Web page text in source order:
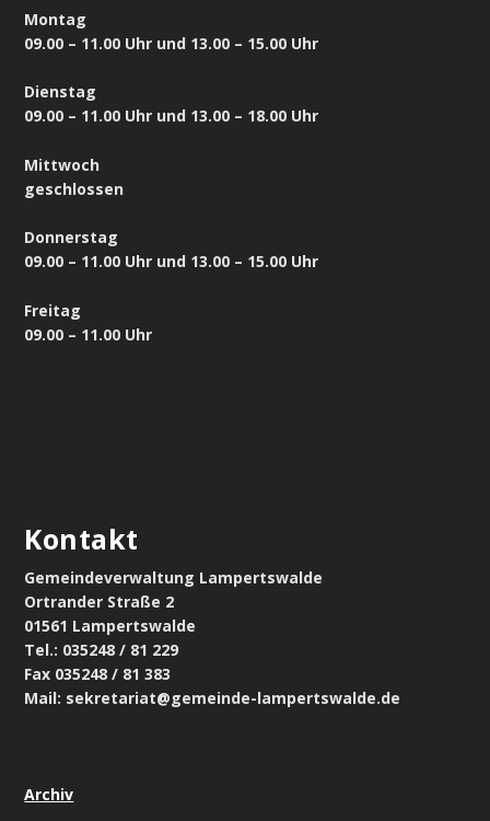
Montag
09.00 – 11.00 Uhr und 13.00 – 15.00 Uhr
Dienstag
09.00 – 11.00 Uhr und 13.00 – 18.00 Uhr
Mittwoch
geschlossen
Donnerstag
09.00 – 11.00 Uhr und 13.00 – 15.00 Uhr
Freitag
09.00 – 11.00 Uhr
Kontakt
Gemeindeverwaltung Lampertswalde
Ortrander Straße 2
01561 Lampertswalde
Tel.: 035248 / 81 229
Fax 035248 / 81 383
Mail: sekretariat@gemeinde-lampertswalde.de
Archiv